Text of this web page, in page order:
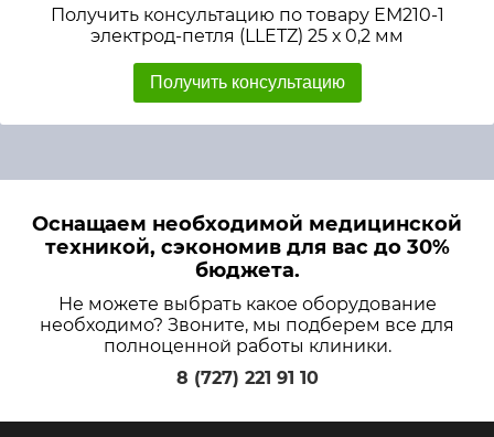
Получить консультацию по товару ЕМ210-1
электрод-петля (LLETZ) 25 х 0,2 мм
Получить консультацию
Оснащаем необходимой медицинской
техникой, сэкономив для вас до 30%
бюджета.
Не можете выбрать какое оборудование
необходимо? Звоните, мы подберем все для
полноценной работы клиники.
8 (727) 221 91 10